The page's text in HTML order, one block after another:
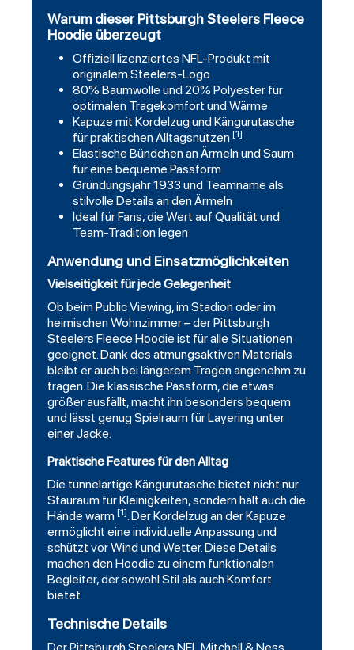
Warum dieser Pittsburgh Steelers Fleece
Hoodie überzeugt
Offiziell lizenziertes NFL-Produkt mit
originalem Steelers-Logo
80% Baumwolle und 20% Polyester für
optimalen Tragekomfort und Wärme
Kapuze mit Kordelzug und Kängurutasche
für praktischen Alltagsnutzen [1]
Elastische Bündchen an Ärmeln und Saum
für eine bequeme Passform
Gründungsjahr 1933 und Teamname als
stilvolle Details an den Ärmeln
Ideal für Fans, die Wert auf Qualität und
Team-Tradition legen
Anwendung und Einsatzmöglichkeiten
Vielseitigkeit für jede Gelegenheit
Ob beim Public Viewing, im Stadion oder im
heimischen Wohnzimmer – der Pittsburgh
Steelers Fleece Hoodie ist für alle Situationen
geeignet. Dank des atmungsaktiven Materials
bleibt er auch bei längerem Tragen angenehm zu
tragen. Die klassische Passform, die etwas
größer ausfällt, macht ihn besonders bequem
und lässt genug Spielraum für Layering unter
einer Jacke.
Praktische Features für den Alltag
Die tunnelartige Kängurutasche bietet nicht nur
Stauraum für Kleinigkeiten, sondern hält auch die
Hände warm [1]. Der Kordelzug an der Kapuze
ermöglicht eine individuelle Anpassung und
schützt vor Wind und Wetter. Diese Details
machen den Hoodie zu einem funktionalen
Begleiter, der sowohl Stil als auch Komfort
bietet.
Technische Details